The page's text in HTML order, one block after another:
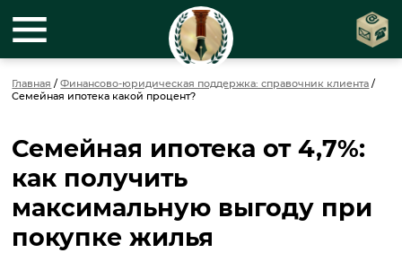
Главная /Финансово-юридическая поддержка: справочник клиента /
Семейная ипотека какой процент?
Семейная ипотека от 4,7%:
как получить
максимальную выгоду при
покупке жилья